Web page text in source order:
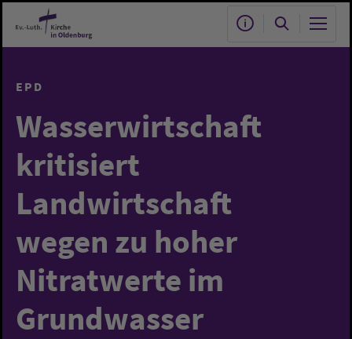
Zum Hauptinhalt springen
EPD
Wasserwirtschaft
kritisiert
Landwirtschaft
wegen zu hoher
Nitratwerte im
Grundwasser